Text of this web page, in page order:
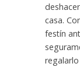
casa.
festín